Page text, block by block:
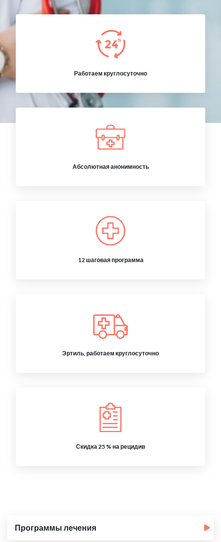
Работаем круглосуточно
Абсолютная анонимность
12 шаговая программа
Эртиль, работаем круглосуточно
Скидка 25 % на рецидив
Программы лечения